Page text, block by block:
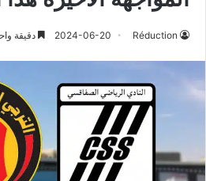
Réduction
2024-06-20 دقيقة